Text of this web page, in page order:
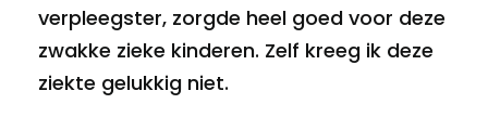
verpleegster, zorgde heel goed voor deze
zwakke zieke kinderen. Zelf kreeg ik deze
ziekte gelukkig niet.